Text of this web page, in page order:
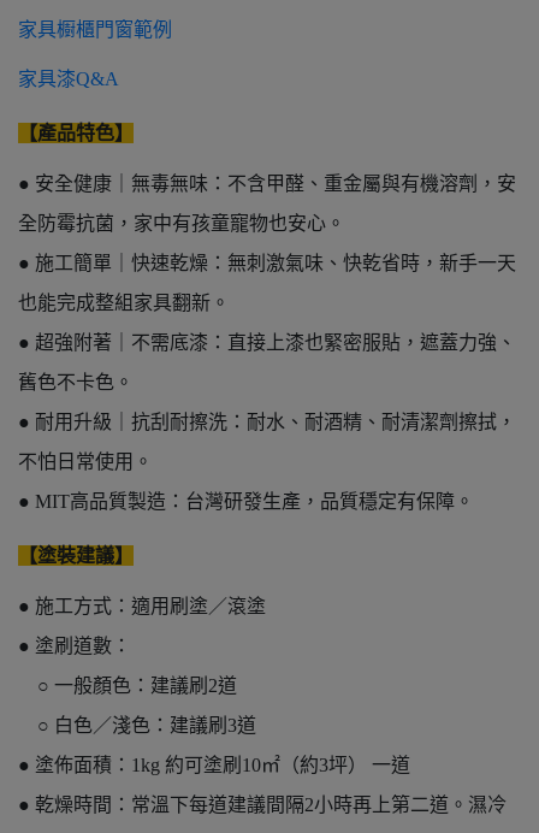
家具櫉櫃門窗範例
家具漆Q&A
【產品特色】
● 安全健康｜無毒無味：不含甲醛、重金屬與有機溶劑，安
全防霉抗菌，家中有孩童寵物也安心。
● 施工簡單｜快速乾燥：無刺激氣味、快乾省時，新手一天
也能完成整組家具翻新。
● 超強附著｜不需底漆：直接上漆也緊密服貼，遮蓋力強、
舊色不卡色。
● 耐用升級｜抗刮耐擦洗：耐水、耐酒精、耐清潔劑擦拭，
不怕日常使用。
● MIT高品質製造：台灣研發生產，品質穩定有保障。
【塗裝建議】
● 施工方式：適用刷塗／滾塗
● 塗刷道數：
○ 一般顏色：建議刷2道
○ 白色／淺色：建議刷3道
● 塗佈面積：1kg 約可塗刷10㎡（約3坪） 一道
● 乾燥時間：常溫下每道建議間隔2小時再上第二道。濕冷